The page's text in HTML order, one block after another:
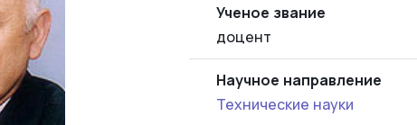
Ученое звание
доцент
Научное направление
Технические науки